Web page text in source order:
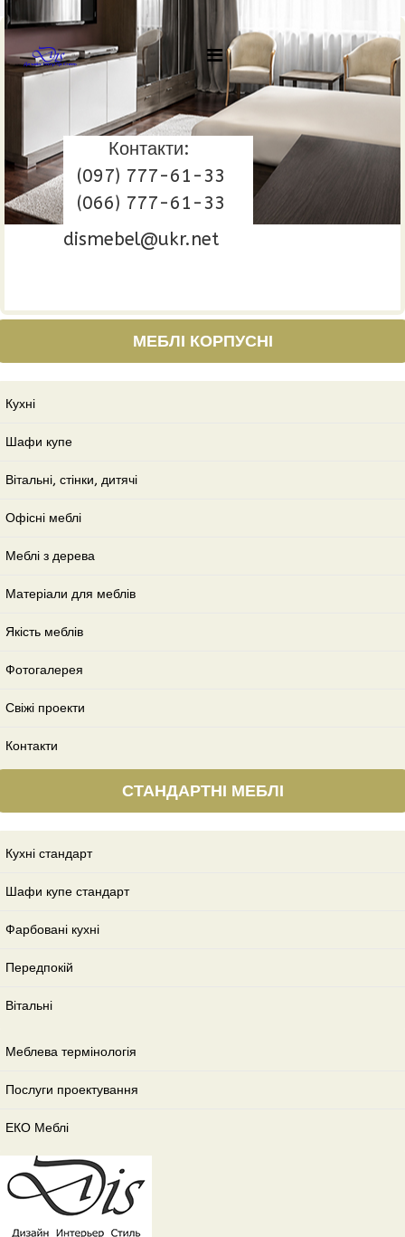
Контакти:
(097) 777-61-33
(066) 777-61-33
dismebel@ukr.net
МЕБЛІ КОРПУСНІ
Кухні
Шафи купе
Вітальні, стінки, дитячі
Офісні меблі
Меблі з дерева
Матеріали для меблів
Якість меблів
Фотогалерея
Свіжі проекти
Контакти
СТАНДАРТНІ МЕБЛІ
Кухні стандарт
Шафи купе стандарт
Фарбовані кухні
Передпокій
Вітальні
Меблева термінологія
Послуги проектування
ЕКО Меблі